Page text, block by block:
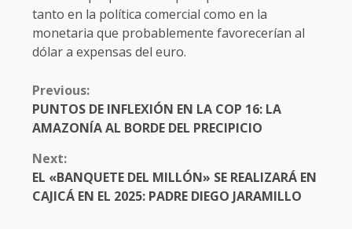
tanto en la política comercial como en la
monetaria que probablemente favorecerían al
dólar a expensas del euro.
CONTINUE
READING
Previous:
PUNTOS DE INFLEXIÓN EN LA COP 16: LA
AMAZONÍA AL BORDE DEL PRECIPICIO
Next:
EL «BANQUETE DEL MILLÓN» SE REALIZARÁ EN
CAJICÁ EN EL 2025: PADRE DIEGO JARAMILLO